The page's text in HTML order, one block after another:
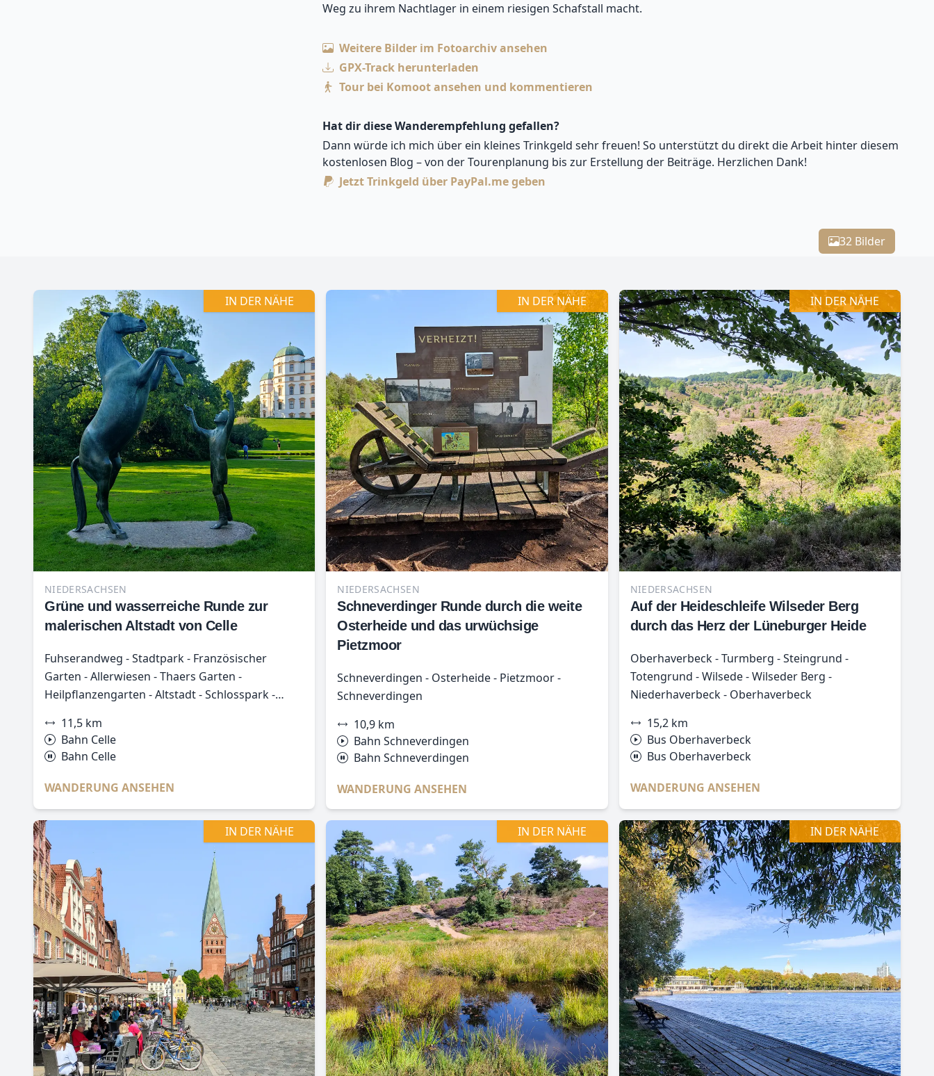
Weg zu ihrem Nachtlager in einem riesigen Schafstall macht.
Weitere Bilder im Fotoarchiv ansehen
GPX-Track herunterladen
Tour bei Komoot ansehen und kommentieren
Hat dir diese Wanderempfehlung gefallen?
Dann würde ich mich über ein kleines Trinkgeld sehr freuen! So unterstützt du direkt die Arbeit hinter diesem
kostenlosen Blog – von der Tourenplanung bis zur Erstellung der Beiträge. Herzlichen Dank!
Jetzt Trinkgeld über PayPal.me geben
32 Bilder
IN DER NÄHE
NIEDERSACHSEN
Grüne und wasserreiche Runde zur
malerischen Altstadt von Celle
Fuhserandweg - Stadtpark - Französischer
Garten - Allerwiesen - Thaers Garten -
Heilpflanzengarten - Altstadt - Schlosspark -
11,5 km
Bahn Celle
Bahn Celle
WANDERUNG ANSEHEN
IN DER NÄHE
NIEDERSACHSEN
Schneverdinger Runde durch die weite
Osterheide und das urwüchsige
Pietzmoor
Schneverdingen - Osterheide - Pietzmoor -
Schneverdingen
10,9 km
Bahn Schneverdingen
Bahn Schneverdingen
WANDERUNG ANSEHEN
IN DER NÄHE
NIEDERSACHSEN
Auf der Heideschleife Wilseder Berg
durch das Herz der Lüneburger Heide
Oberhaverbeck - Turmberg - Steingrund -
Totengrund - Wilsede - Wilseder Berg -
Niederhaverbeck - Oberhaverbeck
15,2 km
Bus Oberhaverbeck
Bus Oberhaverbeck
WANDERUNG ANSEHEN
IN DER NÄHE IN DER NÄHE IN DER NÄHE